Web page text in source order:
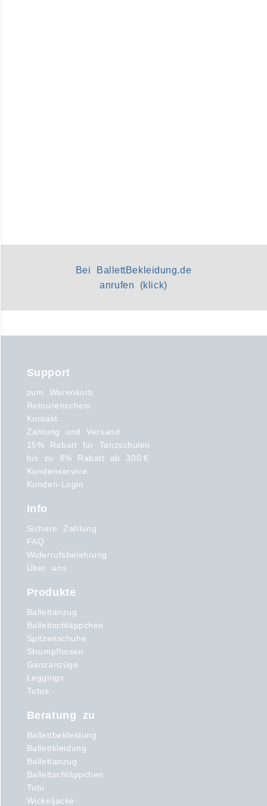
Bei BallettBekleidung.de
anrufen (klick)
Support
zum Warenkorb
Retourenschein
Kontakt
Zahlung und Versand
15% Rabatt für Tanzschulen
bis zu 8% Rabatt ab 300 €
Kundenservice
Kunden-Login
Info
Sichere Zahlung
FAQ
Widerrufsbelehrung
Über uns
Produkte
Ballettanzug
Ballettschläppchen
Spitzenschuhe
Strumpfhosen
Ganzanzüge
Leggings
Tutus
Beratung zu
Ballettbekleidung
Ballettkleidung
Ballettanzug
Ballettschläppchen
Tutu
Wickeljacke